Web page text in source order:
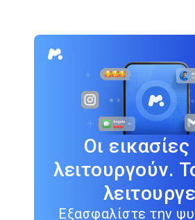
Οι
λειτουργούν.
Εξασφαλίστε την